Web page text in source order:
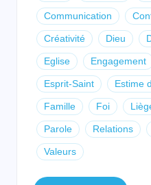
Communication
Créativité Dieu
Eglise Engagement
Esprit-Saint Estime
Famille Foi
Parole Relations
Valeurs